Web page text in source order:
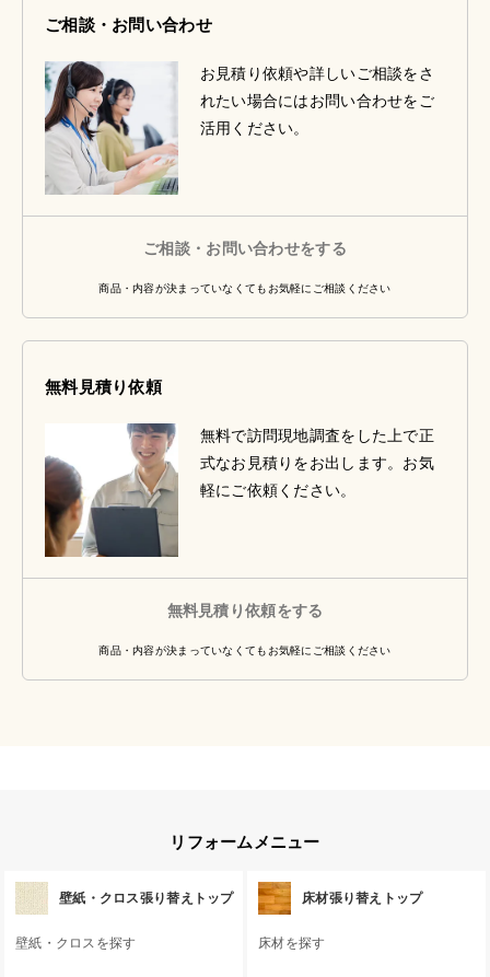
ご相談・お問い合わせ
お見積り依頼や詳しいご相談をさ
れたい場合にはお問い合わせをご
活用ください。
ご相談・お問い合わせをする
商品・内容が決まっていなくてもお気軽にご相談ください
無料見積り依頼
無料で訪問現地調査をした上で正
式なお見積りをお出します。お気
軽にご依頼ください。
無料見積り依頼をする
商品・内容が決まっていなくてもお気軽にご相談ください
リフォームメニュー
壁紙・クロス張り替えトップ
壁紙・クロスを探す
床材張り替えトップ
床材を探す